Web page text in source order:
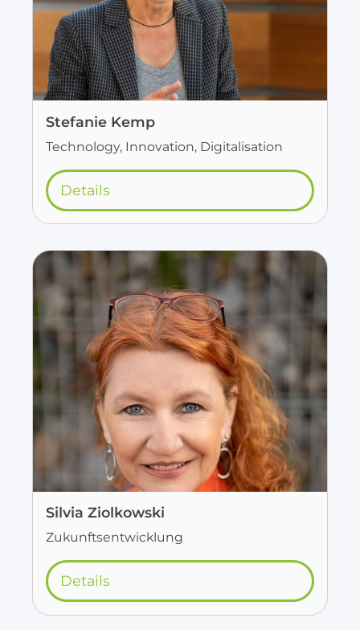
Stefanie Kemp
Technology, Innovation, Digitalisation
Details
Silvia Ziolkowski
Zukunftsentwicklung
Details